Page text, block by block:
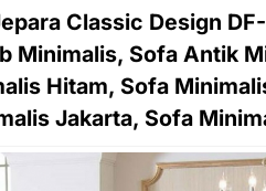
Classic Design
Minimalis, Sofa Antik
Hitam, Sofa
Jakarta, Sofa